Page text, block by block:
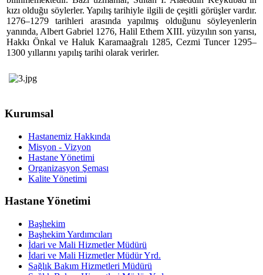
kızı olduğu söylerler. Yapılış tarihiyle ilgili de çeşitli görüşler vardır.
1276–1279 tarihleri arasında yapılmış olduğunu söyleyenlerin
yanında, Albert Gabriel 1276, Halil Ethem XIII. yüzyılın son yarısı,
Hakkı Önkal ve Haluk Karamaağralı 1285, Cezmi Tuncer 1295–
1300 yıllarını yapılış tarihi olarak verirler.
Kurumsal
Hastanemiz Hakkında
Misyon - Vizyon
Hastane Yönetimi
Organizasyon Şeması
Kalite Yönetimi
Hastane Yönetimi
Başhekim
Başhekim Yardımcıları
İdari ve Mali Hizmetler Müdürü
İdari ve Mali Hizmetler Müdür Yrd.
Sağlık Bakım Hizmetleri Müdürü